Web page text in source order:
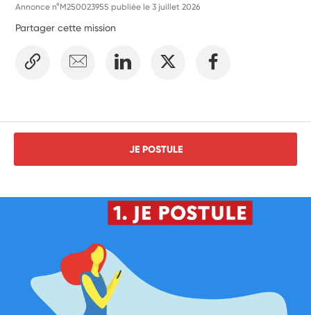
Annonce n°M250023955 publiée le3 juillet 2026
Partager cette mission
JE POSTULE